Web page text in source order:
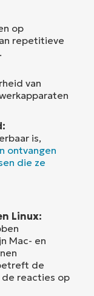
op
repetitieve
van
is,
ontvangen
die ze
Linux:
Mac- en
de
de reacties op